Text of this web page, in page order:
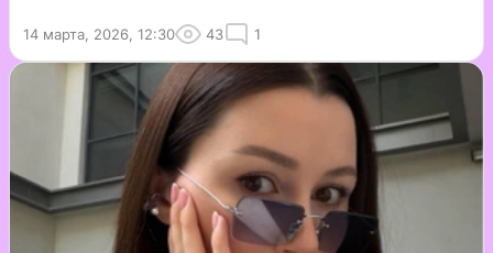
14 марта, 2026, 12:30 43 1